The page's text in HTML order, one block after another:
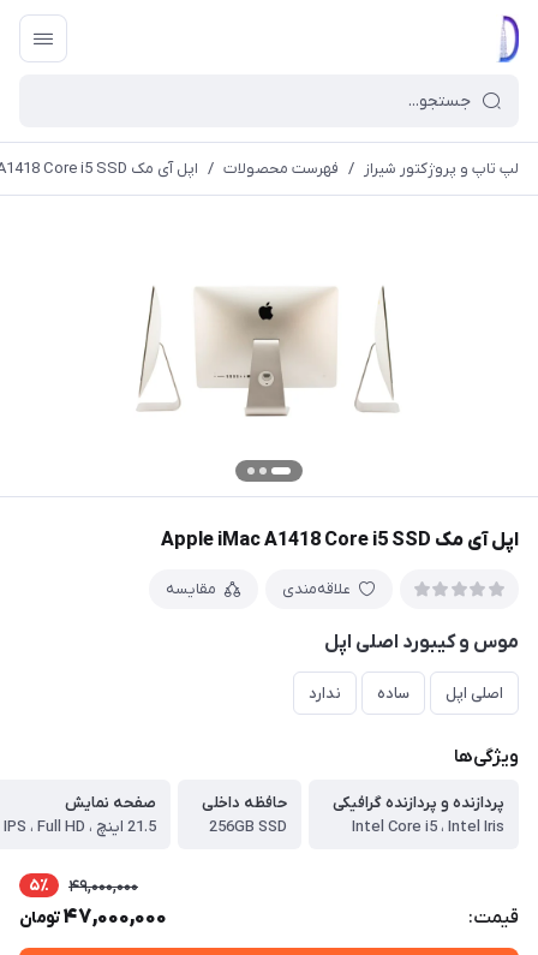
لپ تاپ و پروژکتور شیراز / فهرست محصولات / اپل آی مک Apple iMac A1418 Core i5 SSD
اپل آی مک Apple iMac A1418 Core i5 SSD
علاقه‌مندی مقایسه
موس و کیبورد اصلی اپل
اصلی اپل ساده ندارد
ویژگی‌ها
پردازنده و پردازنده گرافیکی
Intel Core i5 ، Intel Iris
حافظه داخلی
256GB SSD
صفحه نمایش
21.5 اینچ ، LED IPS ، Full HD
قیمت:
49,000,000 5٪
47,000,000تومان